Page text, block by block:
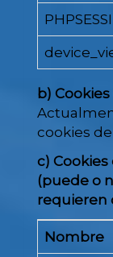
b)
cookies
c)
(puede o
requieren
Nombre